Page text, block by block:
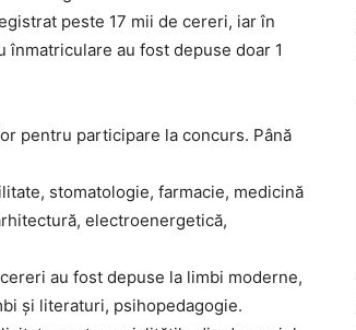
peste 17 mii de cereri, iar în
au fost depuse doar 1
pentru participare la concurs. Până
stomatologie, farmacie, medicină
electroenergetică,
au fost depuse la limbi moderne,
și literaturi, psihopedagogie.